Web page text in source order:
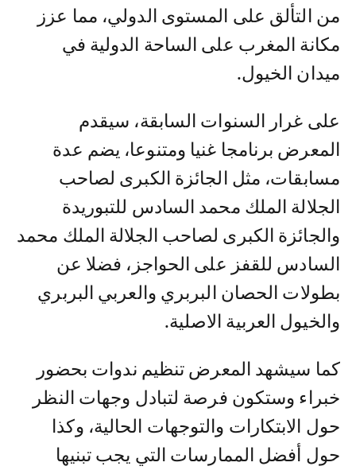
من التألق على المستوى الدولي، مما عزز
مكانة المغرب على الساحة الدولية في
ميدان الخيول.
على غرار السنوات السابقة، سيقدم
المعرض برنامجا غنيا ومتنوعا، يضم عدة
مسابقات، مثل الجائزة الكبرى لصاحب
الجلالة الملك محمد السادس للتبوريدة
والجائزة الكبرى لصاحب الجلالة الملك محمد
السادس للقفز على الحواجز، فضلا عن
بطولات الحصان البربري والعربي البربري
والخيول العربية الاصلية.
كما سيشهد المعرض تنظيم ندوات بحضور
خبراء وستكون فرصة لتبادل وجهات النظر
حول الابتكارات والتوجهات الحالية، وكذا
حول أفضل الممارسات التي يجب تبنيها